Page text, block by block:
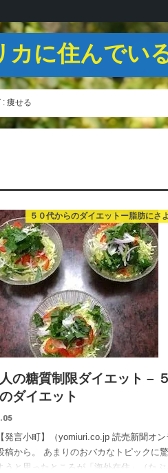
カに住んでい
: 痩せる
５０代からのダイエットー脂肪にさ
の糖質制限ダイエット –
ダイエット
発言小町】（yomiuri.co.jp 読売新聞オン
稿から。 あまりのおバカなトピックに驚
うと思ったところが「海外在住」（たぶ